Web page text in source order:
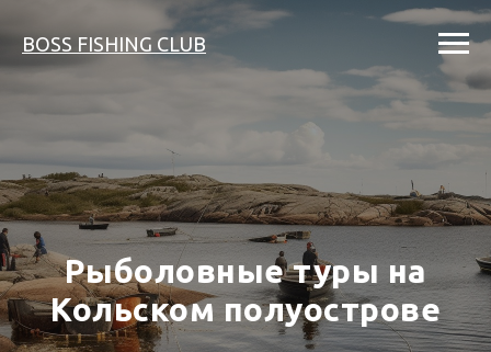
BOSS FISHING CLUB
Рыболовные туры на
Кольском полуострове